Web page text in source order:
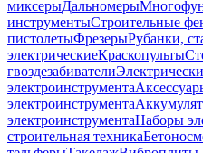
миксерыДальномеры
инструментыСтроительные
пистолетыФрезерыРубанки,
электрическиеКраскопульты
гвоздезабиватели
электроинструмента
электроинструмента
электроинструментаНаборы
строительная техника